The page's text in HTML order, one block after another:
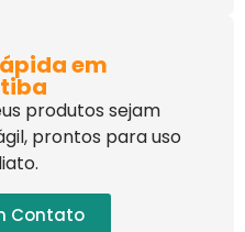
em
produtos sejam
prontos para uso
Contato